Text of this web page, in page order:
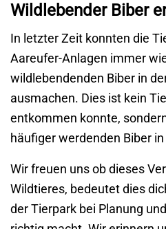
Wildlebender Biber
In letzter Zeit konnten die
Aareufer-Anlagen immer
wildlebendenden Biber in
ausmachen. Dies ist kein
entkommen konnte,
häufiger werdenden Biber
Wir freuen uns ob dieses
Wildtieres, bedeutet dies
der Tierpark bei Planung